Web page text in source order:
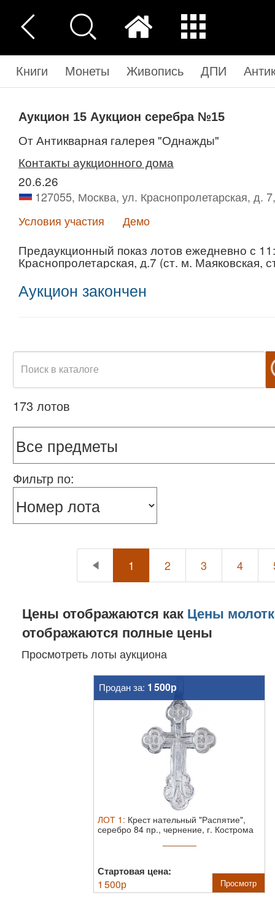
Книги Монеты Живопись ДПИ
Аукцион 15 Аукцион серебра №15
от Антикварная галерея "Однажды"
Контакты аукционного дома
20.6.26
127055, Москва, ул. Краснопролетарская, д.
Условия участия
Демо
Предаукционный показ лотов ежедневно с
Краснопролетарская, д.7 (ст. м. Маяковская,
Аукцион закончен
173 лотов
Фильтр по:
1 2 3 4
Цены отображаются как Цены
отображаются полные цены
Просмотреть лоты аукциона
Продан за: 1 500р
ЛОТ 1 : Крест нательный "Распятие",
серебро 84 пр., чернение, г. Кострома
Стартовая цена:
1 500р Просмотр